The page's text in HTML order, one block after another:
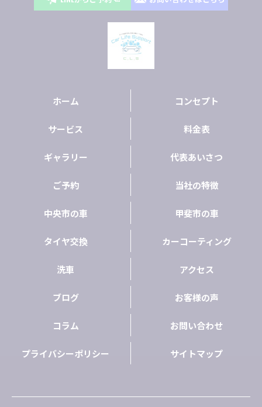
ホーム コンセプト
サービス 料金表
ギャラリー 代表あいさつ
ご予約 当社の特徴
中央市の車 甲斐市の車
タイヤ交換 カーコーティング
洗車 アクセス
ブログ お客様の声
コラム お問い合わせ
プライバシーポリシー サイトマップ